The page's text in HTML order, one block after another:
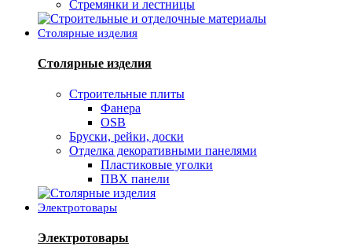
Стремянки и лестницы
Столярные изделия
Столярные изделия
Строительные плиты
Фанера
OSB
Бруски, рейки, доски
Отделка декоративными панелями
Пластиковые уголки
ПВХ панели
Электротовары
Электротовары